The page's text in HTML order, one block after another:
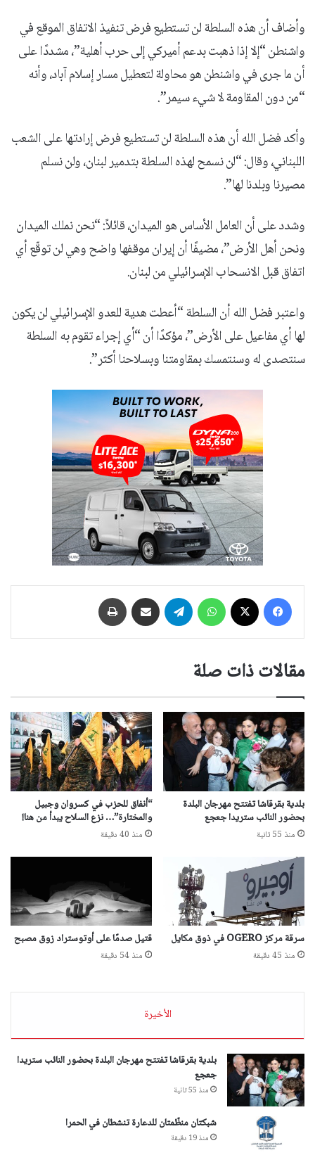
وأضاف أن هذه السلطة لن تستطيع فرض تنفيذ الاتفاق الموقع في
واشنطن “إلا إذا ذهبت بدعم أميركي إلى حرب أهلية”، مشددًا على
أن ما جرى في واشنطن هو محاولة لتعطيل مسار إسلام آباد، وأنه
“من دون المقاومة لا شيء سيمر”.
وأكد فضل الله أن هذه السلطة لن تستطيع فرض إرادتها على الشعب
اللبناني، وقال: “لن نسمح لهذه السلطة بتدمير لبنان، ولن نسلم
مصيرنا وبلدنا لها”.
وشدد على أن العامل الأساس هو الميدان، قائلاً: “نحن نملك الميدان
ونحن أهل الأرض”، مضيفًا أن إيران موقفها واضح وهي لن توقّع أي
اتفاق قبل الانسحاب الإسرائيلي من لبنان.
واعتبر فضل الله أن السلطة “أعطت هدية للعدو الإسرائيلي لن يكون
لها أي مفاعيل على الأرض”، مؤكدًا أن “أي إجراء تقوم به السلطة
سنتصدى له وسنتمسك بمقاومتنا وبسلاحنا أكثر”.
فيسبوك واتساب تيلقرام مشاركة عبر البريد
مقالات ذات صلة
بلدية بقرقاشا تفتتح مهرجان البلدة
بحضور النائب ستريدا جعجع
منذ 55 ثانية
“أنفاق للحزب في كسروان وجبيل
والمختارة”… نزع السلاح يبدأ من هنا!
منذ 40 دقيقة
سرقة مركز OGERO في ذوق مكايل
منذ 45 دقيقة
قتيل صدمًا على أوتوستراد زوق مصبح
منذ 54 دقيقة
الأخيرة
بلدية بقرقاشا تفتتح مهرجان البلدة بحضور النائب ستريدا
جعجع
منذ 55 ثانية
شبكتان منظّمتان للدعارة تنشطان في الحمرا
منذ 19 دقيقة